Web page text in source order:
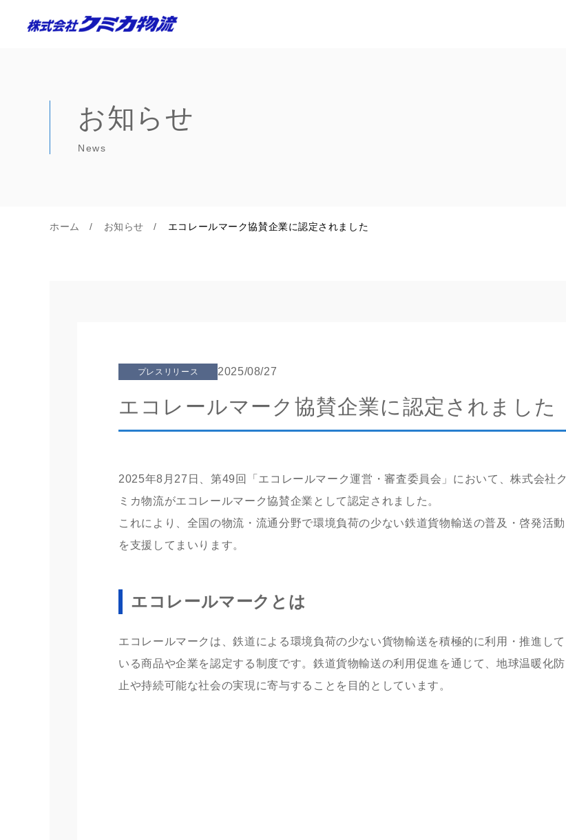
お知らせ
News
ホーム お知らせ エコレールマーク協賛企業に認定されました
プレスリリース 2025/08/27
エコレールマーク協賛企業に認定されました
2025年8月27日、第49回「エコレールマーク運営・審査委員会」において、株式会社ク
ミカ物流がエコレールマーク協賛企業として認定されました。
これにより、全国の物流・流通分野で環境負荷の少ない鉄道貨物輸送の普及・啓発活動
を支援してまいります。
エコレールマークとは
エコレールマークは、鉄道による環境負荷の少ない貨物輸送を積極的に利用・推進して
いる商品や企業を認定する制度です。鉄道貨物輸送の利用促進を通じて、地球温暖化防
止や持続可能な社会の実現に寄与することを目的としています。